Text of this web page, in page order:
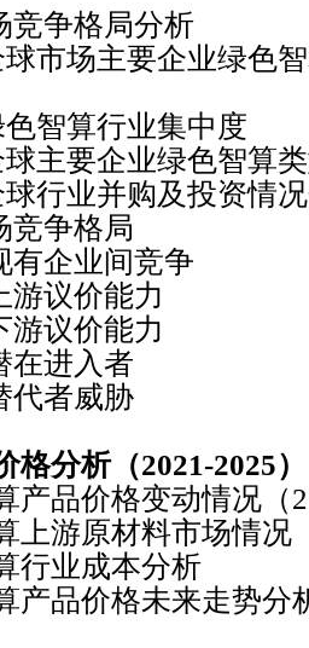
争格局分析
主要企业绿色智
算行业集中度
企业绿色智算类
并购及投资情况
争格局
业间竞争
价能力
价能力
入者
威胁
分析（2021-2025）
品价格变动情况（
游原材料市场情况
业成本分析
品价格未来走势分